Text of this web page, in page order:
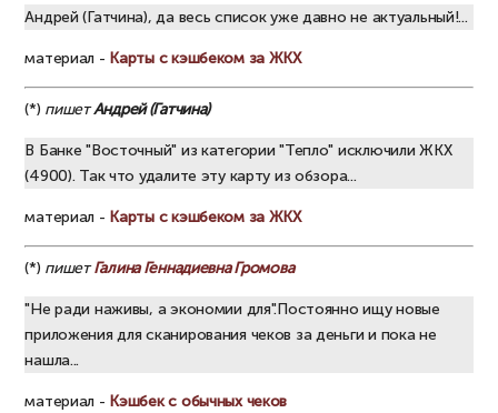
Андрей (Гатчина), да весь список уже давно не актуальный!...
материал - Карты с кэшбеком за ЖКХ
(*) пишетАндрей (Гатчина)
В Банке "Восточный" из категории "Тепло" исключили ЖКХ
(4900). Так что удалите эту карту из обзора...
материал - Карты с кэшбеком за ЖКХ
(*) пишетГалина Геннадиевна Громова
"Не ради наживы, а экономии для".Постоянно ищу новые
приложения для сканирования чеков за деньги и пока не
нашла...
материал - Кэшбек с обычных чеков